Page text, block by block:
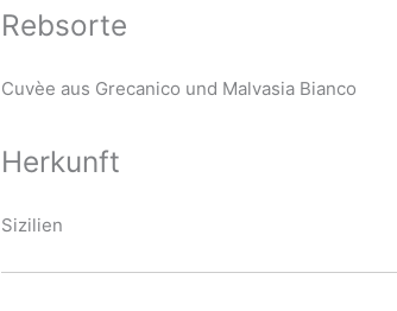
Rebsorte
Cuvèe aus Grecanico und Malvasia Bianco
Herkunft
Sizilien